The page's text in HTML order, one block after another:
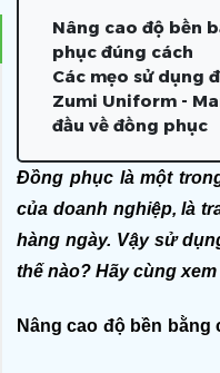
Nâng cao độ bền
phục đúng cách
Các mẹo sử dụng
Zumi Uniform -
đầu về đồng phục
Đồng phục là một
của doanh nghiệp, là
hàng ngày. Vậy sử
thế nào? Hãy cùng
Nâng cao độ bền